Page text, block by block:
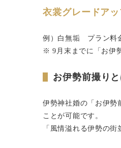
衣裳グレードア
例）白無垢 プラン料
※ 9月末までに「お伊
お伊勢前撮り
伊勢神社婚の「お伊勢
ことが可能です。
「風情溢れる伊勢の